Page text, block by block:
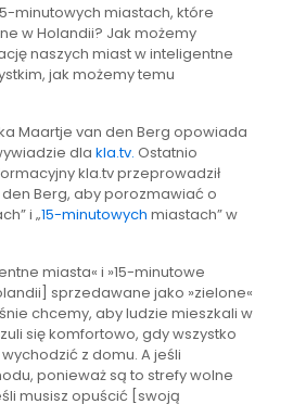
minutowych miastach, które
w Holandii? Jak możemy
naszych miast w inteligentne
jak możemy temu
Maartje van den Berg opowiada
dla kla.tv. Ostatnio
kla.tv przeprowadził
Berg, aby porozmawiać o
i „15-minutowych miastach” w
miasta« i »15-minutowe
sprzedawane jako »zielone«
chcemy, aby ludzie mieszkali w
się komfortowo, gdy wszystko
z domu. A jeśli
ponieważ są to strefy wolne
musisz opuścić [swoją